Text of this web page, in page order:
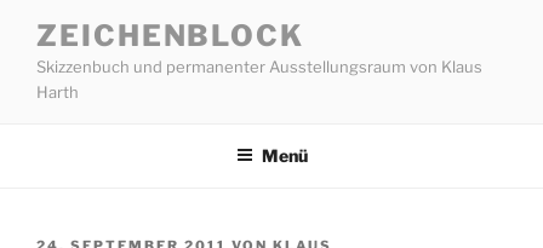
Inhalt
springen
ZEICHENBLOCK
Skizzenbuch und permanenter Ausstellungsraum von Klaus
Harth
Menü